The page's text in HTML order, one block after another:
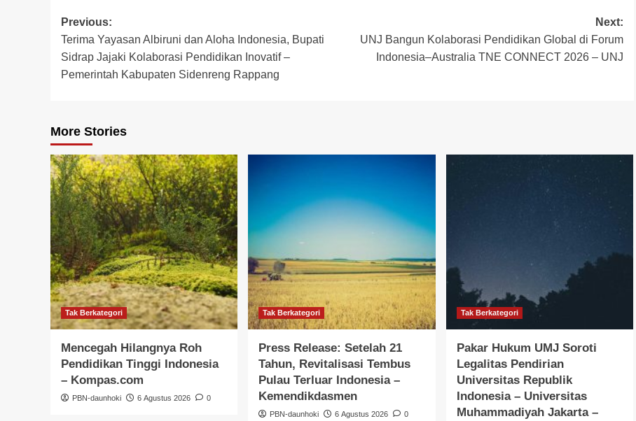
Post
navigation
Previous:
Terima Yayasan Albiruni dan Aloha Indonesia, Bupati
Sidrap Jajaki Kolaborasi Pendidikan Inovatif –
Pemerintah Kabupaten Sidenreng Rappang
Next:
UNJ Bangun Kolaborasi Pendidikan Global di Forum
Indonesia–Australia TNE CONNECT 2026 – UNJ
More Stories
Tak Berkategori
Mencegah Hilangnya Roh
Pendidikan Tinggi Indonesia
– Kompas.com
PBN-daunhoki 6 Agustus 2026 0
Tak Berkategori
Press Release: Setelah 21
Tahun, Revitalisasi Tembus
Pulau Terluar Indonesia –
Kemendikdasmen
PBN-daunhoki 6 Agustus 2026 0
Tak Berkategori
Pakar Hukum UMJ Soroti
Legalitas Pendirian
Universitas Republik
Indonesia – Universitas
Muhammadiyah Jakarta –